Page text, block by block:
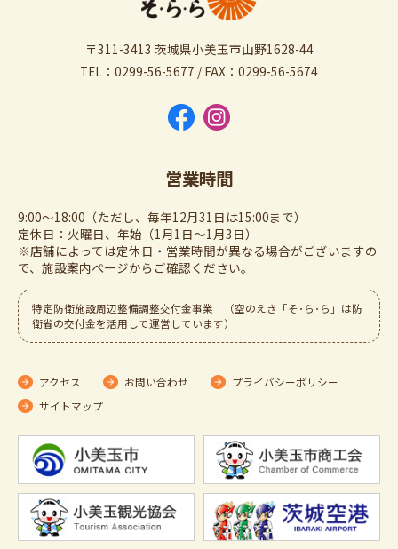
〒311-3413 茨城県小美玉市山野1628-44
TEL：0299-56-5677 / FAX：0299-56-5674
営業時間
9:00～18:00（ただし、毎年12月31日は15:00まで）
定休日：火曜日、年始（1月1日～1月3日）
※店舗によっては定休日・営業時間が異なる場合がございますの
で、 施設案内ぺージからご確認ください。
特定防衛施設周辺整備調整交付金事業 （空のえき「そ･ら･ら」は防
衛省の交付金を活用して運営しています）
アクセス お問い合わせ
プライバシーポリシー
サイトマップ